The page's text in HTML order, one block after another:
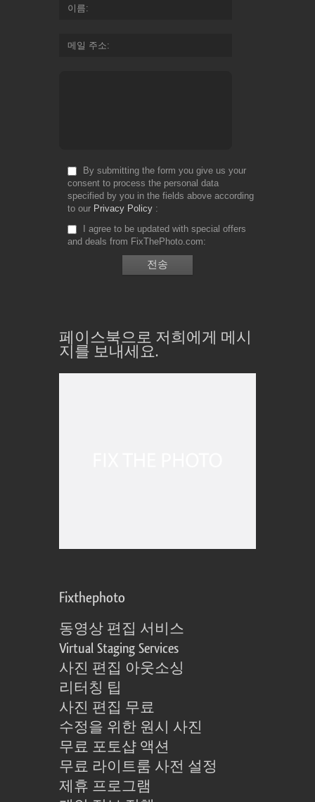
이름
메일 주소
By submitting the form you give us your
consent to process the personal data
specified by you in the fields above according
to our Privacy Policy
I agree to be updated with special offers
and deals from FixThePhoto.com
페이스북으로 저희에게 메시
지를 보내세요.
Fixthephoto
동영상 편집 서비스
Virtual Staging Services
사진 편집 아웃소싱
리터칭 팁
사진 편집 무료
수정을 위한 원시 사진
무료 포토샵 액션
무료 라이트룸 사전 설정
제휴 프로그램